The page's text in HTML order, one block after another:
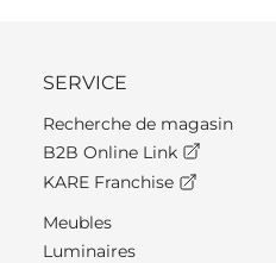
SERVICE
Recherche de magasin
B2B Online Link
KARE Franchise
Meubles
Luminaires